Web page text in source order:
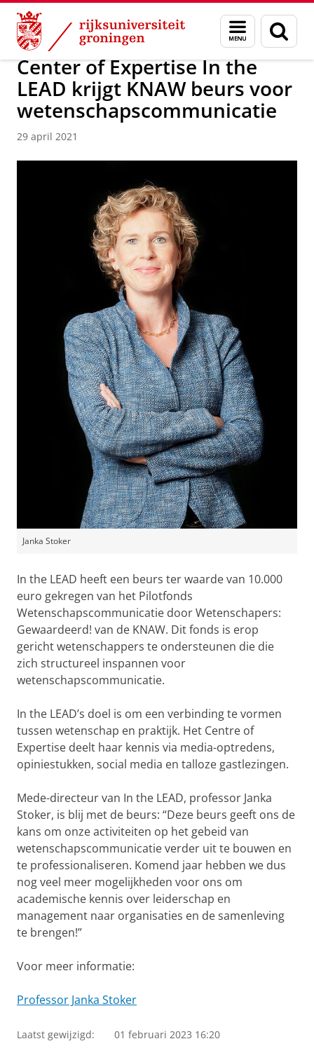
Skip
Content
Skip
Navigation
Menu
en
zoeken
Over ons News / FEB
Center of Expertise In the
LEAD krijgt KNAW beurs voor
wetenschapscommunicatie
29 april 2021
Janka Stoker
In the LEAD heeft een beurs ter waarde van 10.000
euro gekregen van het Pilotfonds
Wetenschapscommunicatie door Wetenschapers:
Gewaardeerd! van de KNAW. Dit fonds is erop
gericht wetenschappers te ondersteunen die die
zich structureel inspannen voor
wetenschapscommunicatie.
In the LEAD’s doel is om een verbinding te vormen
tussen wetenschap en praktijk. Het Centre of
Expertise deelt haar kennis via media-optredens,
opiniestukken, social media en talloze gastlezingen.
Mede-directeur van In the LEAD, professor Janka
Stoker, is blij met de beurs: “Deze beurs geeft ons de
kans om onze activiteiten op het gebeid van
wetenschapscommunicatie verder uit te bouwen en
te professionaliseren. Komend jaar hebben we dus
nog veel meer mogelijkheden voor ons om
academische kennis over leiderschap en
management naar organisaties en de samenleving
te brengen!”
Voor meer informatie:
Professor Janka Stoker
Laatst gewijzigd: 01 februari 2023 16:20